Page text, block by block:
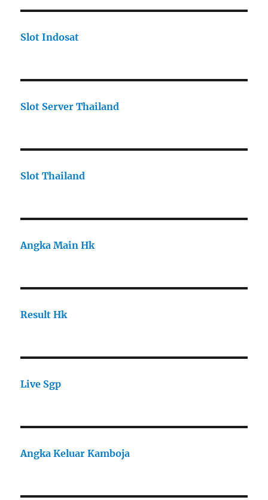
Slot Indosat
Slot Server Thailand
Slot Thailand
Angka Main Hk
Result Hk
Live Sgp
Angka Keluar Kamboja